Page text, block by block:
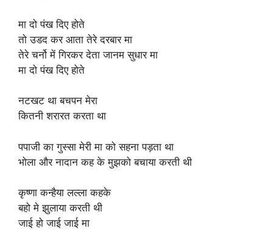
मा दो पंख दिए होते
तो उडद कर आता तेरे दरबार मा
तेरे चर्नो में गिरकर देता जानम सुधार मा
मा दो पंख दिए होते
नटखट था बचपन मेरा
कितनी शरारत करता था
पपाजी का गुस्सा मेरी मा को सहना पड़ता था
भोला और नादान कह के मुझको बचाया करती थी
कृष्णा कन्हैया लल्ला कहके
बहो मे झुलाया करती थी
जाई हो जाई जाई मा